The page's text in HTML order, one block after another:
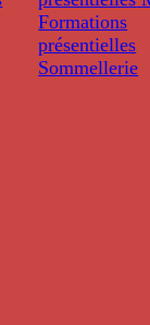
Formations
présentielles
Sommellerie